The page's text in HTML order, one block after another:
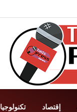
إقتصاد تكنولوجيا